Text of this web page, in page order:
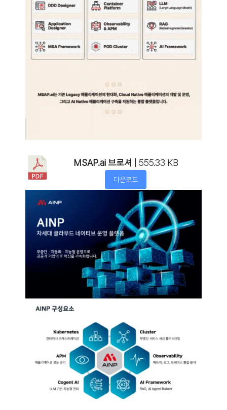
MSAP.ai 브로셔 | 555.33 KB
다운로드